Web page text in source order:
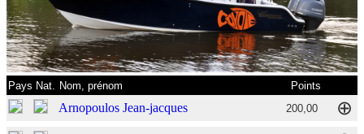
Pays Nat. Nom, prénom Points
Arnopoulos Jean-jacques 200,00 ⊕